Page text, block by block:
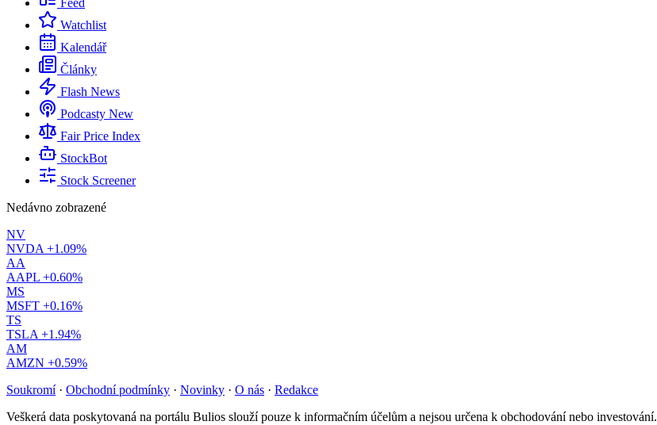
Feed
Watchlist
Kalendář
Články
Flash News
Podcasty New
Fair Price Index
StockBot
Stock Screener
Nedávno zobrazené
NV
NVDA +1.09%
AA
AAPL +0.60%
MS
MSFT +0.16%
TS
TSLA +1.94%
AM
AMZN +0.59%
Soukromí · Obchodní podmínky · Novinky · O nás · Redakce
Veškerá data poskytovaná na portálu Bulios slouží pouze k informačním účelům a nejsou určena k obchodování nebo investování.